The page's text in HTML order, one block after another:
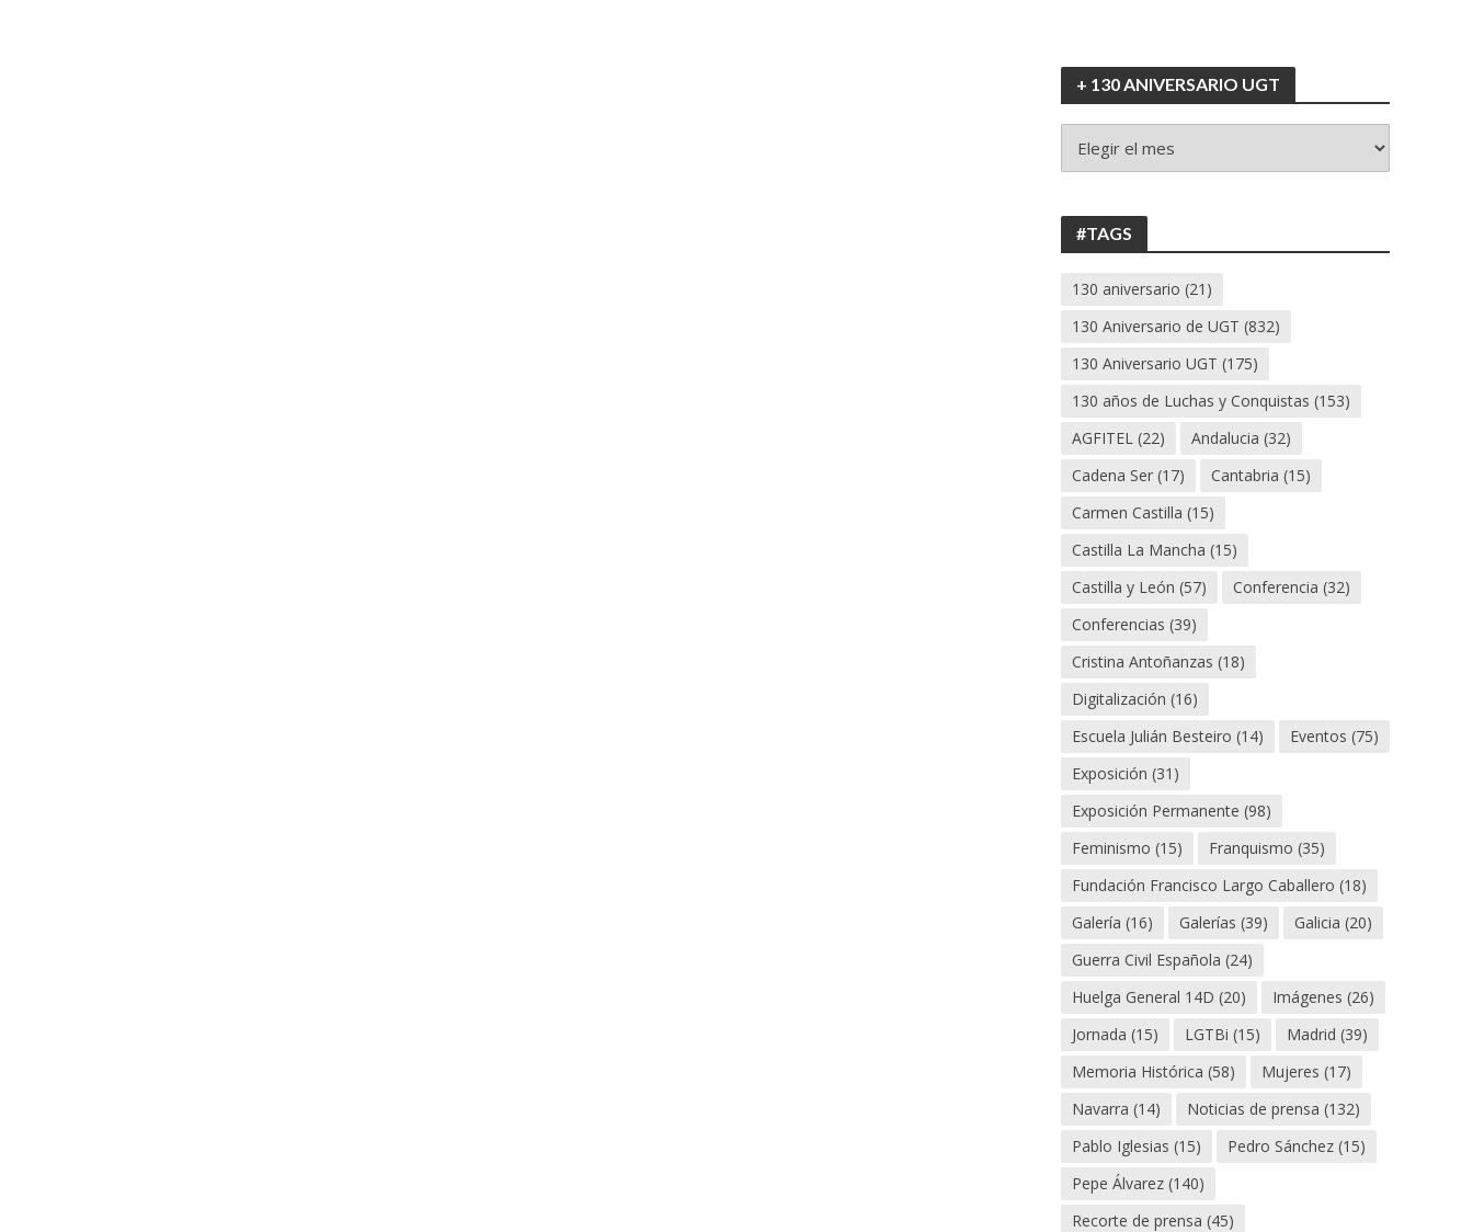
+ 130 ANIVERSARIO UGT
130
#TAGS
130 aniversario (21)
130 Aniversario de UGT (832)
130 Aniversario UGT (175)
130 años de Luchas y Conquistas (153)
AGFITEL (22) Andalucia (32)
Cadena Ser (17) Cantabria (15)
Carmen Castilla (15)
Castilla La Mancha (15)
Castilla y León (57) Conferencia (32)
Conferencias (39)
Cristina Antoñanzas (18)
Digitalización (16)
Escuela Julián Besteiro (14) Eventos (75)
Exposición (31)
Exposición Permanente (98)
Feminismo (15) Franquismo (35)
Fundación Francisco Largo Caballero (18)
Galería (16) Galerías (39) Galicia (20)
Guerra Civil Española (24)
Huelga General 14D (20) Imágenes (26)
Jornada (15) LGTBi (15) Madrid (39)
Memoria Histórica (58) Mujeres (17)
Navarra (14) Noticias de prensa (132)
Pablo Iglesias (15) Pedro Sánchez (15)
Pepe Álvarez (140)
Recorte de prensa (45)